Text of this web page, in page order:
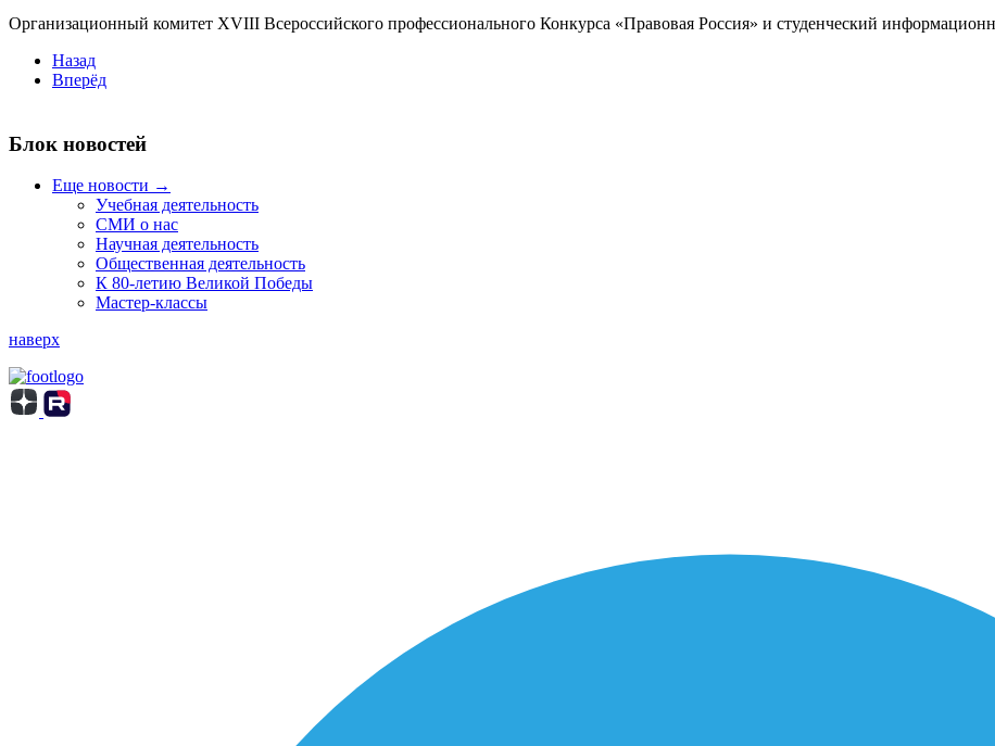
Организационный комитет XVIII Всероссийского профессионального Конкурса «Правовая Россия» и студенческий
Назад
Вперёд
Блок новостей
Еще новости →
Учебная деятельность
СМИ о нас
Научная деятельность
Общественная деятельность
К 80-летию Великой Победы
Мастер-классы
наверх